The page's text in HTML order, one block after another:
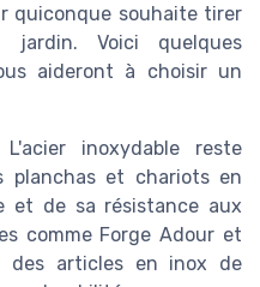
quiconque souhaite tirer
Voici quelques
aideront à choisir un
L'acier inoxydable reste
planchas et chariots en
et de sa résistance aux
comme Forge Adour et
des articles en inox de